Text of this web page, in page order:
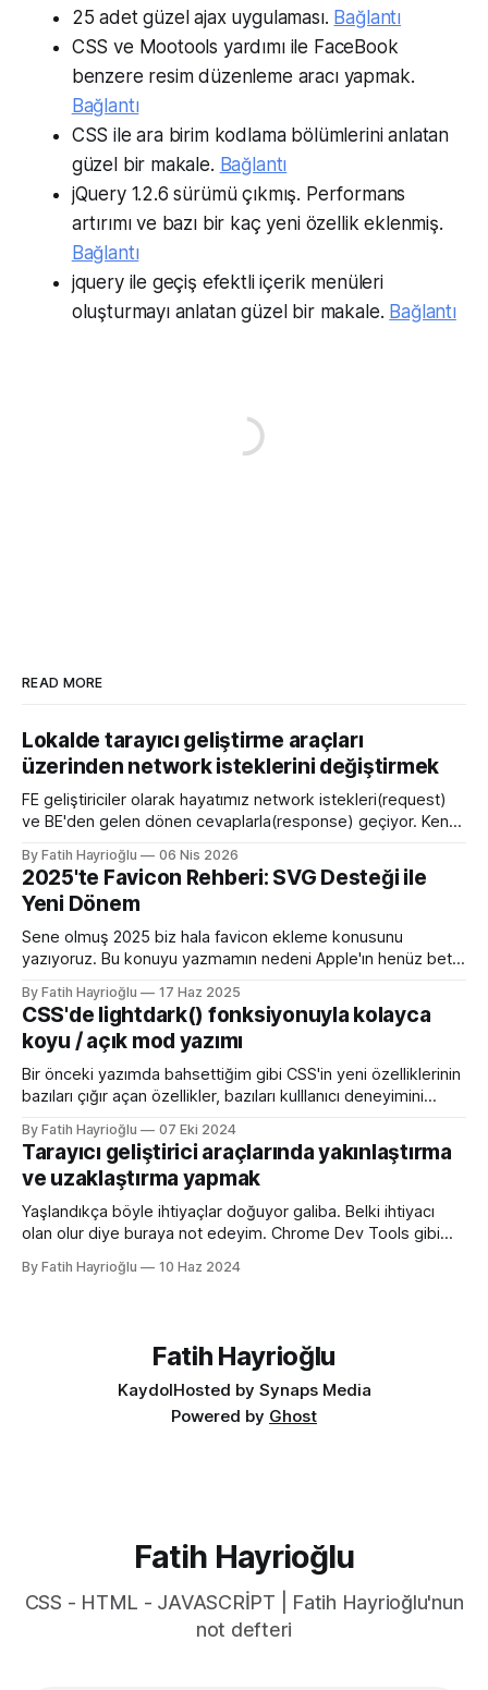
25 adet güzel ajax uygulaması. Bağlantı
CSS ve Mootools yardımı ile FaceBook
benzere resim düzenleme aracı yapmak.
Bağlantı
CSS ile ara birim kodlama bölümlerini anlatan
güzel bir makale. Bağlantı
jQuery 1.2.6 sürümü çıkmış. Performans
artırımı ve bazı bir kaç yeni özellik eklenmiş.
Bağlantı
jquery ile geçiş efektli içerik menüleri
oluşturmayı anlatan güzel bir makale. Bağlantı
READ MORE
Lokalde tarayıcı geliştirme araçları
üzerinden network isteklerini değiştirmek
FE geliştiriciler olarak hayatımız network istekleri(request)
ve BE'den gelen dönen cevaplarla(response) geçiyor. Kendi
olduğunda mock server kurmak veya çeşitli kütüphanelerle
bu işi yapıyordum. Mock işini tarayıcı üzerinden yapmaya
başlayalı çok rahatladım. Süper kolaylık sağlayan bir özellik.
Genel kullanım alanları * BE
By Fatih Hayrioğlu 06 Nis 2026
2025'te Favicon Rehberi: SVG Desteği ile
Yeni Dönem
Sene olmuş 2025 biz hala favicon ekleme konusunu
yazıyoruz. Bu konuyu yazmamın nedeni Apple'ın henüz beta
oluşu. Bu vesileyle bilgileri tazelemekte fayda var. favicon,
web sitelerinin tarayıcının sayfa, sekme ve yerimi kısmında
gösterilen küçük simgelerdir. Aslında favori ikon dosyaları
By Fatih Hayrioğlu 17 Haz 2025
CSS'de lightdark() fonksiyonuyla kolayca
koyu / açık mod yazımı
Bir önceki yazımda bahsettiğim gibi CSS'in yeni özelliklerinin
bazıları çığır açan özellikler, bazıları kulllanıcı deneyimini
fonksiyonu gibi yazım kolaylığı sağlayan özellikler. lightdark()
fonksiyonu mevcut uyumlu web yazımındaki büyük sorun
olan aşağıdaki kullanımı daha anlaşılır ve düzenli hale
getirmeye yarıyor. :root { color-scheme:
By Fatih Hayrioğlu 07 Eki 2024
Tarayıcı geliştirici araçlarında yakınlaştırma
ve uzaklaştırma yapmak
Yaşlandıkça böyle ihtiyaçlar doğuyor galiba. Belki ihtiyacı
olan olur diye buraya not edeyim. Chrome Dev Tools gibi
küçük mesela :) Yazı boyutlarını büyütmek için Cmd + + and
By Fatih Hayrioğlu 10 Haz 2024
Fatih Hayrioğlu
KaydolHosted by Synaps Media
Powered by Ghost
Fatih Hayrioğlu
CSS - HTML - JAVASCRİPT | Fatih Hayrioğlu'nun
not defteri